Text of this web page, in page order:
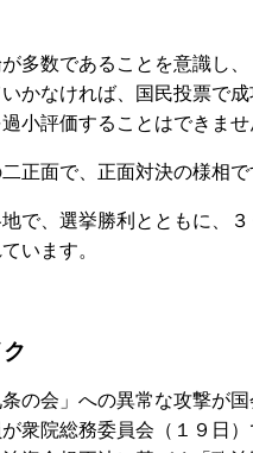
多数であることを意識し
かなければ、国民投票で
小評価することはできませ
正面で、正面対決の様相で
で、選挙勝利とともに、
います。
の会」への異常な攻撃が
衆院総務委員会（１９日